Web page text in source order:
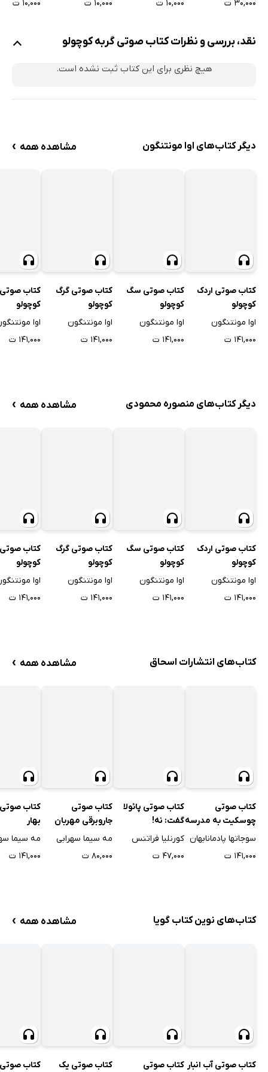
۳۰,۰۰۰ ت ۱۰,۰۰۰ ت ۱۰,۰۰۰ ت ۱۰,۰۰۰ ت
نقد، بررسی و نظرات کتاب صوتی گربه کوچولو
هیچ نظری برای این کتاب ثبت نشده است.
دیگر کتاب‌های اوا مونتنگون مشاهده همه ›
کتاب صوتی اردک
کوچولو
اوا مونتنگون
۱۴۱,۰۰۰ ت
کتاب صوتی سگ
کوچولو
اوا مونتنگون
۱۴۱,۰۰۰ ت
کتاب صوتی گرگ
کوچولو
اوا مونتنگون
۱۴۱,۰۰۰ ت
کتاب صوتی
کوچولو
اوا
۱۴۱,۰۰۰ ت
دیگر کتاب‌های منصوره محمودی مشاهده همه ›
کتاب صوتی اردک
کوچولو
اوا مونتنگون
۱۴۱,۰۰۰ ت
کتاب صوتی سگ
کوچولو
اوا مونتنگون
۱۴۱,۰۰۰ ت
کتاب صوتی گرگ
کوچولو
اوا مونتنگون
۱۴۱,۰۰۰ ت
کتاب صوتی
کوچولو
اوا
۱۴۱,۰۰۰ ت
کتاب‌های انتشارات اسحاق مشاهده همه ›
کتاب صوتی
چوسکیت به مدرسه
می‌رود
سوجاتها پادمانابهان
۱۴۱,۰۰۰ ت
کتاب صوتی پائولا
گفت: نه!
کورنلیا فراتنس
۴۷,۰۰۰ ت
کتاب صوتی
جاروبرقی مهربان
مه سیما سهرابی
۸۰,۰۰۰ ت
کتاب
بهار
مه سیما
۱۴۱,۰۰۰ ت
کتاب‌های نوین کتاب گویا مشاهده همه ›
کتاب صوتی آب انبار کتاب صوتی
کتاب صوتی یک
کتاب صوتی